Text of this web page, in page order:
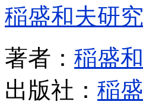
稲盛和夫研
著者： 稲盛
出版社： 稲